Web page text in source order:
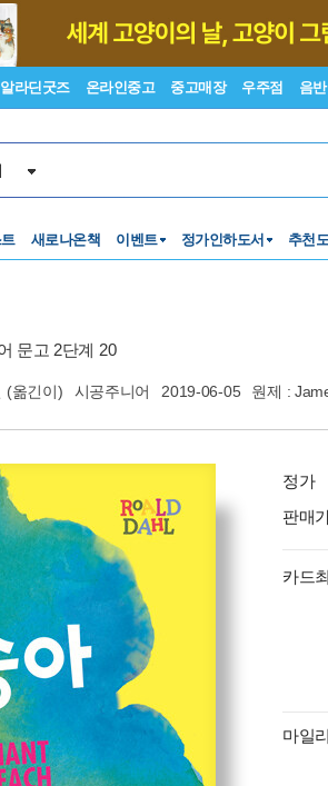
알라딘굿즈 온라인중고 중고매장 우주점 음반
새로나온책 이벤트 정가인하도서 추천
문고 2단계 20
(옮긴이) 시공주니어 2019-06-05 원제 :
정가
판매
카드
마일